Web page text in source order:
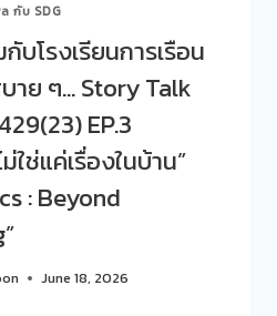
กับ SDG
โรงเรียนการเรือน
าย ๆ… Story Talk
EP.3
ช่แค่เรื่องในบ้าน”
: Beyond
June 18, 2026